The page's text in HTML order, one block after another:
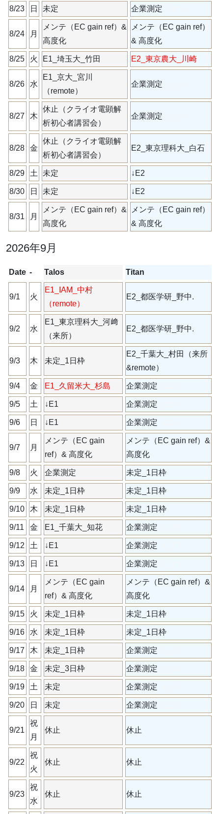
8/23 日 未定 企業測定
8/24 月
メンテ（EC gain ref）&
高度化
メンテ（EC gain ref）
& 高度化
8/25 火 E1_埼玉大_竹田 E2_東京農大_川崎
8/26 水
E1_京大_宮川
（remote）
企業測定
8/27 木
休止（クライオ電顕解
析初心者講習会）
企業測定
8/28 金
休止（クライオ電顕解
析初心者講習会）
E2_東京理科大_白石
8/29 土 未定 ↓E2
8/30 日 未定 ↓E2
8/31 月
メンテ（EC gain ref）&
高度化
メンテ（EC gain ref）
& 高度化
2026年9月
Date - Talos Titan
9/1 火
E1_IAM_中村
（remote）
E2_都医学研_野中.
9/2 水
E1_東京理科大_河﨑
（来所）
E2_都医学研_野中.
9/3 木 未定_1日枠
E2_千葉大_村田（来所
&remote）
9/4 金 E1_久留米大_杉島 企業測定
9/5 土 ↓E1 企業測定
9/6 日 ↓E1 企業測定
9/7 月
メンテ（EC gain
ref）& 高度化
メンテ（EC gain ref）&
高度化
9/8 火 企業測定 未定_1日枠
9/9 水 未定_1日枠 未定_1日枠
9/10 木 未定_1日枠 未定_1日枠
9/11 金 E1_千葉大_知花 企業測定
9/12 土 ↓E1 企業測定
9/13 日 ↓E1 企業測定
9/14 月
メンテ（EC gain
ref）& 高度化
メンテ（EC gain ref）&
高度化
9/15 火 未定_1日枠 未定_1日枠
9/16 水 未定_1日枠 未定_1日枠
9/17 木 未定_1日枠 企業測定
9/18 金 未定_3日枠 企業測定
9/19 土 未定 企業測定
9/20 日 未定 企業測定
9/21
祝
月
休止 休止
9/22
祝
火
休止 休止
9/23
祝
水
休止 休止